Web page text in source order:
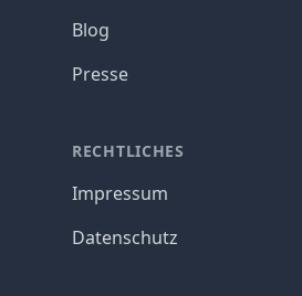
Blog
Presse
RECHTLICHES
Impressum
Datenschutz